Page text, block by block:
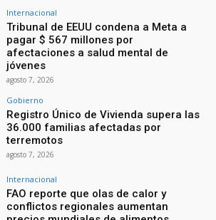
Internacional
Tribunal de EEUU condena a Meta a
pagar $ 567 millones por
afectaciones a salud mental de
jóvenes
agosto 7, 2026
Gobierno
Registro Único de Vivienda supera las
36.000 familias afectadas por
terremotos
agosto 7, 2026
Internacional
FAO reporte que olas de calor y
conflictos regionales aumentan